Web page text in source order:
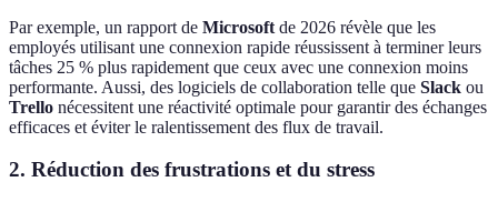
Par exemple, un rapport de Microsoft de 2026 révèle que les
employés utilisant une connexion rapide réussissent à terminer leurs
tâches 25 % plus rapidement que ceux avec une connexion moins
performante. Aussi, des logiciels de collaboration telle que Slack ou
Trello nécessitent une réactivité optimale pour garantir des échanges
efficaces et éviter le ralentissement des flux de travail.
2. Réduction des frustrations et du stress